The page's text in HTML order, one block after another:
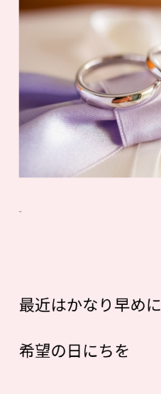
最近はかなり早めに
希望の日にちを